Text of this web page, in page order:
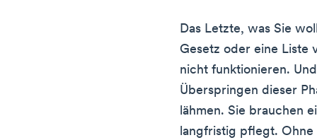
Das Letzte, was Sie
Gesetz oder eine Liste
nicht funktionieren.
Überspringen dieser
lähmen. Sie brauchen
langfristig pflegt. Ohne